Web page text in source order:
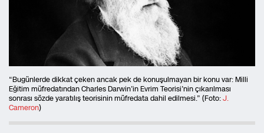
“Bugünlerde dikkat çeken ancak pek de konuşulmayan bir konu var: Milli
Eğitim müfredatından Charles Darwin’in Evrim Teorisi’nin çıkarılması
sonrası sözde yaratılış teorisinin müfredata dahil edilmesi.” (Foto:J.
Cameron)